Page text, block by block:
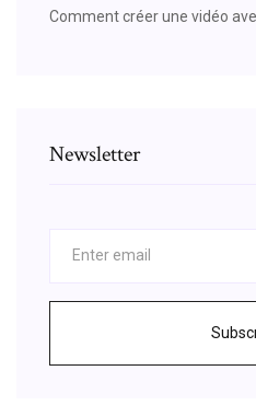
Comment créer une vidéo
Newsletter